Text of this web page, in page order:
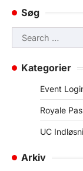
Søg
Search
for:
Kategorier
Event
Royale
UC
Arkiv